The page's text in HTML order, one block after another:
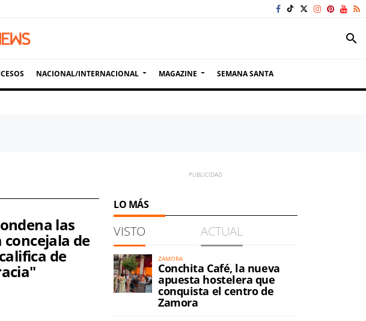
search
NACIONAL/INTERNACIONAL MAGAZINE SEMANA SANTA
las
de
de
LO MÁS
VISTO ACTUAL
ZAMORA
Conchita Café, la nueva
apuesta hostelera que
conquista el centro de
Zamora